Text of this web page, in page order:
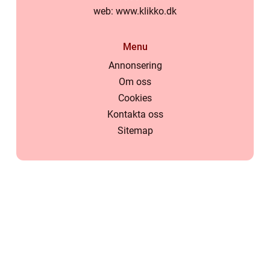
web: www.klikko.dk
Menu
Annonsering
Om oss
Cookies
Kontakta oss
Sitemap